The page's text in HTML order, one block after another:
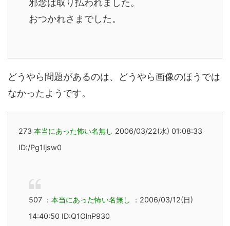
邪念は取り払われました。
おつかれさまでした。
どうやら問題があるのは、どうやら画像のほうでは
なかったようです。
273 本当にあった怖い名無し 2006/03/22(水) 01:08:33
ID:/Pg1Ijsw0
507 ： 本当にあった怖い名無し
：2006/03/12(日)
14:40:50 ID:Q1OlnP930